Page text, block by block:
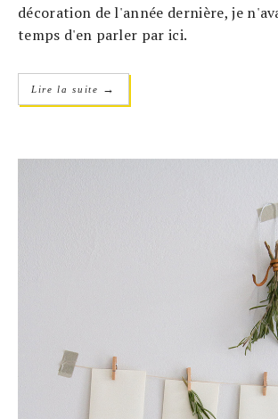
décoration de l'année dernière, je
temps d'en parler par ici.
Lire la suite →